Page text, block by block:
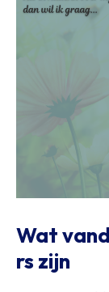
Wat
rs zijn